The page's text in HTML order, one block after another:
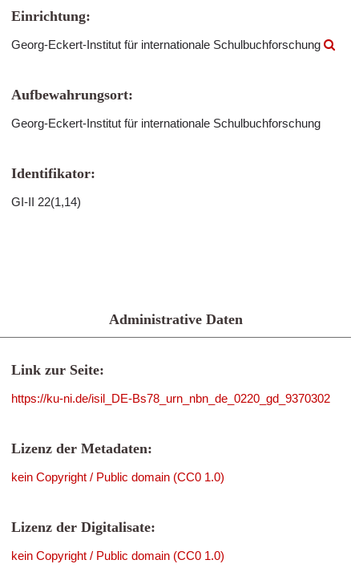
Einrichtung:
Georg-Eckert-Institut für internationale Schulbuchforschung
Aufbewahrungsort:
Georg-Eckert-Institut für internationale Schulbuchforschung
Identifikator:
GI-II 22(1,14)
Administrative Daten
Link zur Seite:
https://ku-ni.de/isil_DE-Bs78_urn_nbn_de_0220_gd_9370302
Lizenz der Metadaten:
kein Copyright / Public domain (CC0 1.0)
Lizenz der Digitalisate:
kein Copyright / Public domain (CC0 1.0)